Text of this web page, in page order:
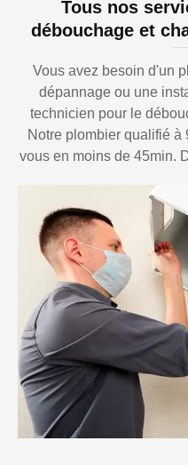
Tous nos
débouchage et
Vous avez besoin d'un
dépannage ou une
technicien pour le
Notre plombier qualifié à
vous en moins de 45min.